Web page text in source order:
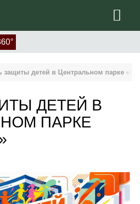
защиты детей в Центральном парке
ДЕТЕЙ В
ПАРКЕ